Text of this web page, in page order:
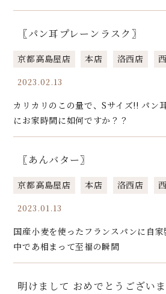
〖パン耳プレーンラスク〗
京都高島屋店 本店 洛西店
2023.02.13
カリカリのこの量で、Sサイズ!! パン
にお家時間に如何ですか？？
〖あんバター〗
京都高島屋店 本店 洛西店
2023.01.13
国産小麦を使ったフランスパンに自
中であ相まって至福の瞬間
明けまして おめでとうございま